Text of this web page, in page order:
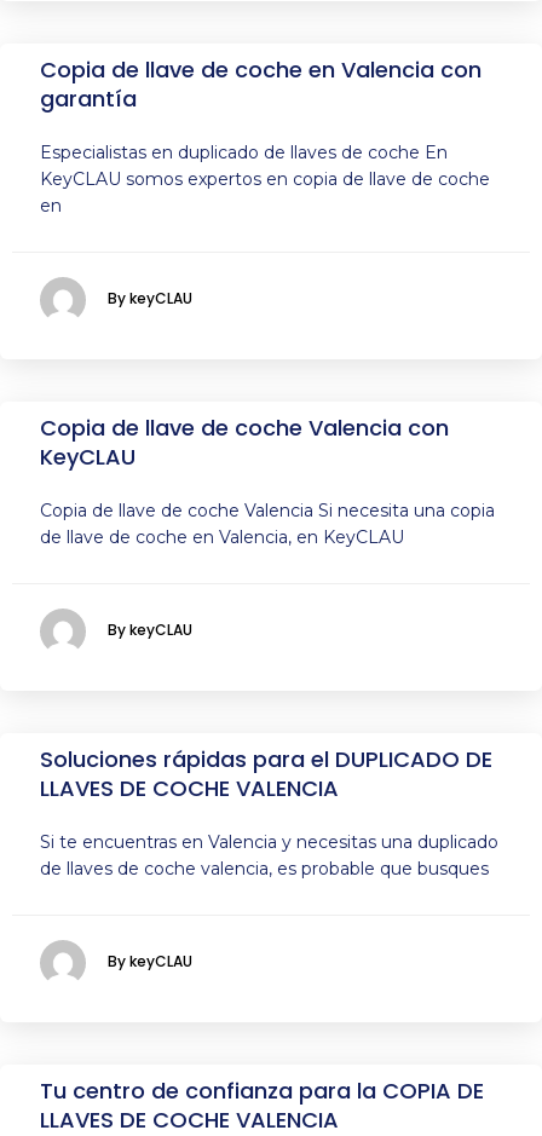
Copia de llave de coche en Valencia con
garantía
Especialistas en duplicado de llaves de coche En
KeyCLAU somos expertos en copia de llave de coche
en
By keyCLAU
Copia de llave de coche Valencia con
KeyCLAU
Copia de llave de coche Valencia Si necesita una copia
de llave de coche en Valencia, en KeyCLAU
By keyCLAU
Soluciones rápidas para el DUPLICADO DE
LLAVES DE COCHE VALENCIA
Si te encuentras en Valencia y necesitas una duplicado
de llaves de coche valencia, es probable que busques
By keyCLAU
Tu centro de confianza para la COPIA DE
LLAVES DE COCHE VALENCIA